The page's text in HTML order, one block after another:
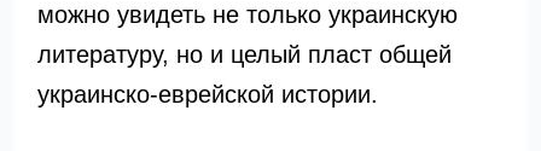
можно увидеть не только украинскую
литературу, но и целый пласт общей
украинско-еврейской истории.